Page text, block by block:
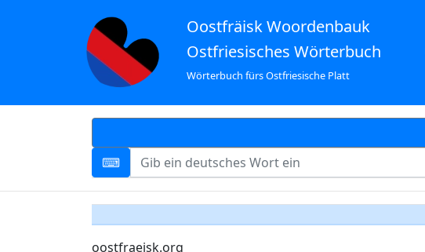
Oostfräisk Woordenbauk
Ostfriesisches Wörterbuch
Wörterbuch fürs Ostfriesische Platt
oostfraeisk.org